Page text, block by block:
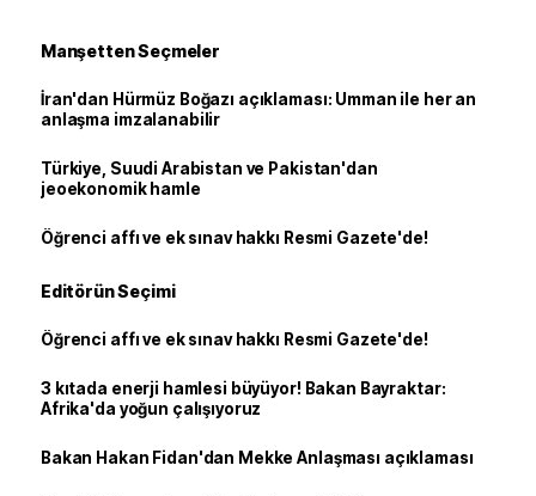
Manşetten Seçmeler
İran'dan Hürmüz Boğazı açıklaması: Umman ile her an
anlaşma imzalanabilir
Türkiye, Suudi Arabistan ve Pakistan'dan
jeoekonomik hamle
Öğrenci affı ve ek sınav hakkı Resmi Gazete'de!
Editörün Seçimi
Öğrenci affı ve ek sınav hakkı Resmi Gazete'de!
3 kıtada enerji hamlesi büyüyor! Bakan Bayraktar:
Afrika'da yoğun çalışıyoruz
Bakan Hakan Fidan'dan Mekke Anlaşması açıklaması